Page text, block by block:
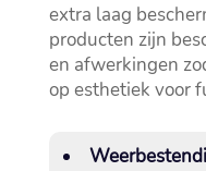
extra laag
producten zijn
en afwerkingen
op esthetiek voor